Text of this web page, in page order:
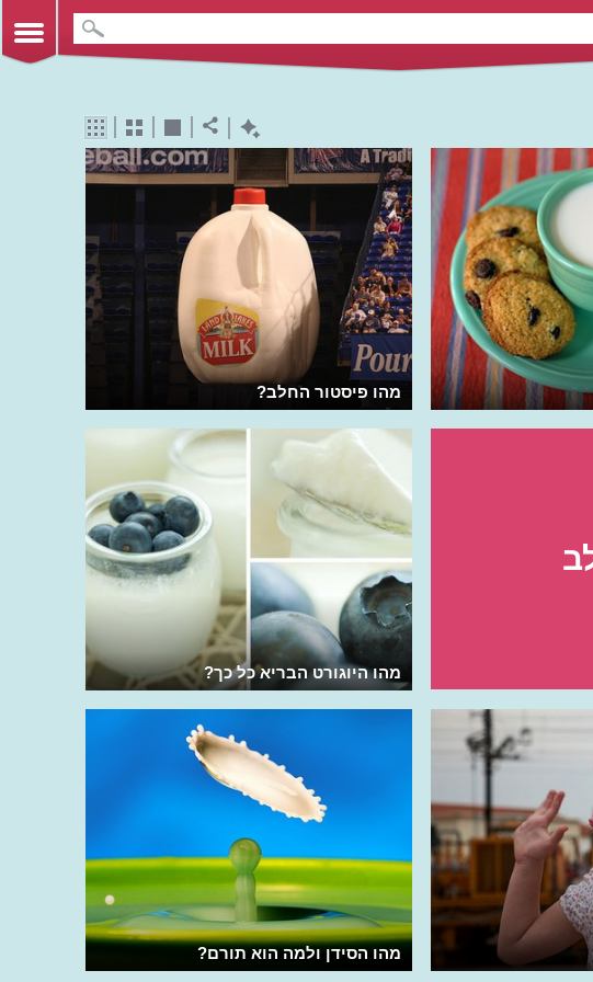
מהו פיסטור החלב?
מהו היוגורט הבריא כל כך?
מהו הסידן ולמה הוא תורם?